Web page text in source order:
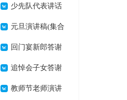
少先队代表讲话
稿 元旦演讲稿(集合
15篇)回门宴新郎答谢
词(汇编15篇)
追悼会子女答谢
词 教师节老师演讲